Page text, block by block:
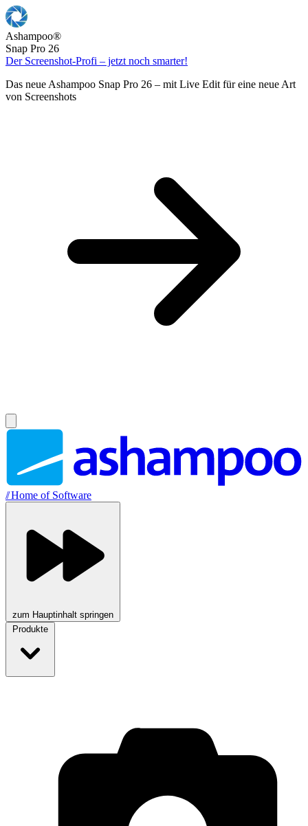
Ashampoo®
Snap Pro 26
Der Screenshot-Profi – jetzt noch smarter!
Das neue Ashampoo Snap Pro 26 – mit Live Edit für eine neue Art
von Screenshots
//Home of Software
zum Hauptinhalt springen
Produkte